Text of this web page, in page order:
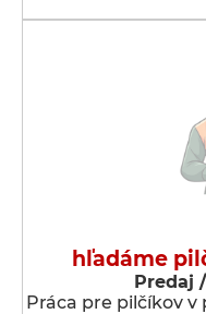
hľadáme
Predaj
Práca pre pilčíkov v